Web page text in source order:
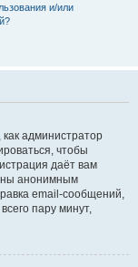
и/или
как администратор
чтобы
даёт вам
анонимным
email-сообщений,
пару минут,